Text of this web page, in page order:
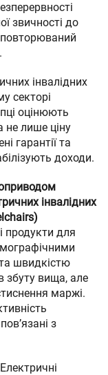
звичності до
повторюваний
інвалідних
секторі
оцінюють
не лише ціну
гарантії та
доходи.
інвалідних
продукти для
швидкістю
збуту вища, але
маржі.
з